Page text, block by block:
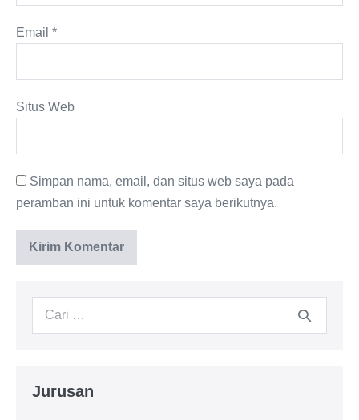
Email *
Situs Web
Simpan nama, email, dan situs web saya pada
peramban ini untuk komentar saya berikutnya.
Jurusan